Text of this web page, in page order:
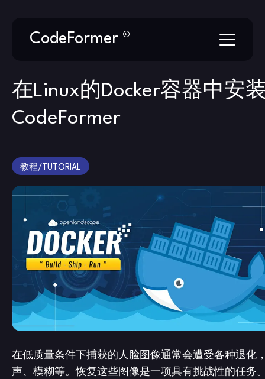
CodeFormer ®
在Linux的Docker容器中安
CodeFormer
教程/TUTORIAL
在低质量条件下捕获的人脸图像通常会遭受各种退化
声、模糊等。恢复这些图像是一项具有挑战性的任务